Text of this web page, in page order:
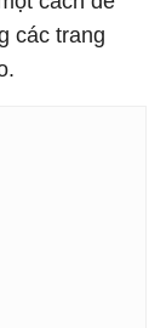
các trang